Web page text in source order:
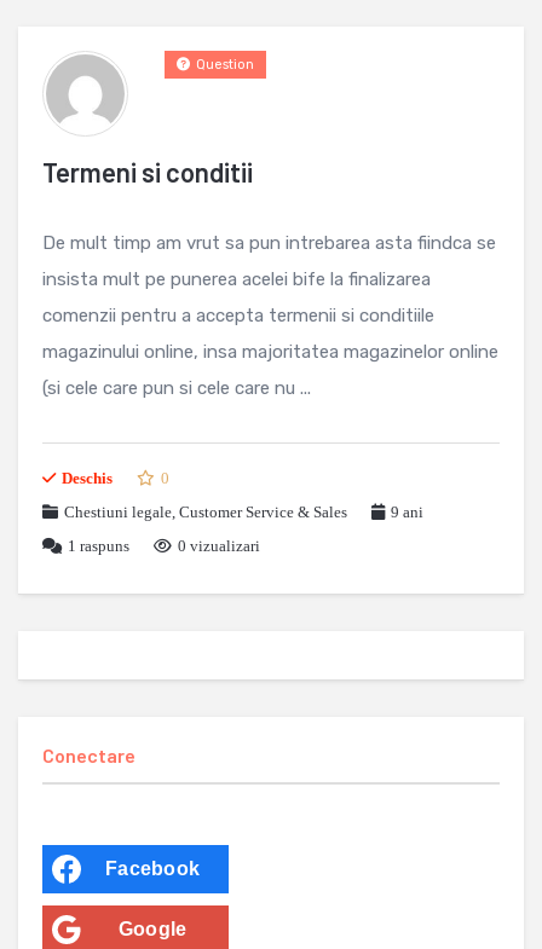
Termeni si conditii
Question
De mult timp am vrut sa pun intrebarea asta fiindca se
insista mult pe punerea acelei bife la finalizarea
comenzii pentru a accepta termenii si conditiile
magazinului online, insa majoritatea magazinelor online
(si cele care pun si cele care nu ...
Deschis
0
Chestiuni legale, Customer Service & Sales
9 ani
1 raspuns 0 vizualizari
Conectare
Facebook
Google